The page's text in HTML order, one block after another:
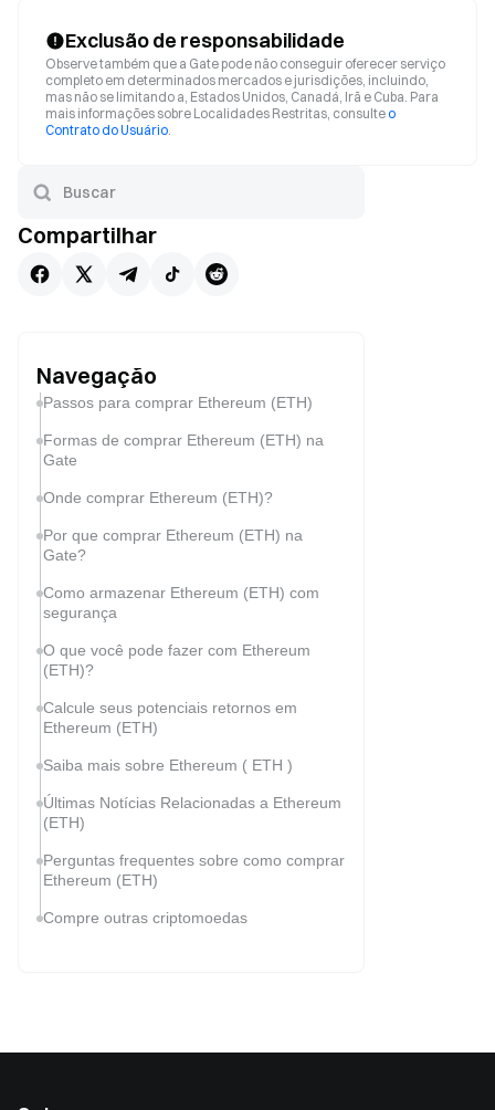
Exclusão de responsabilidade
Observe também que a Gate pode não conseguir oferecer serviço
completo em determinados mercados e jurisdições, incluindo,
mas não se limitando a, Estados Unidos, Canadá, Irã e Cuba. Para
mais informações sobre Localidades Restritas, consulte o
Contrato do Usuário.
Compartilhar
Navegação
Passos para comprar Ethereum (ETH)
Formas de comprar Ethereum (ETH) na
Gate
Onde comprar Ethereum (ETH)?
Por que comprar Ethereum (ETH) na
Gate?
Como armazenar Ethereum (ETH) com
segurança
O que você pode fazer com Ethereum
(ETH)?
Calcule seus potenciais retornos em
Ethereum (ETH)
Saiba mais sobre Ethereum ( ETH )
Últimas Notícias Relacionadas a Ethereum
(ETH)
Perguntas frequentes sobre como comprar
Ethereum (ETH)
Compre outras criptomoedas